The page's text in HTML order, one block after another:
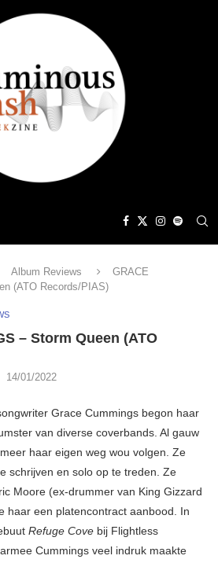
Album Reviews
GRACE
(ATO Records/PIAS)
– Storm Queen (ATO
14/01/2022
Grace Cummings begon haar
van diverse coverbands. Al gauw
haar eigen weg wou volgen. Ze
schrijven en solo op te treden. Ze
Moore (ex-drummer van King Gizzard
haar een platencontract aanbood. In
Refuge Cove bij Flightless
Cummings veel indruk maakte